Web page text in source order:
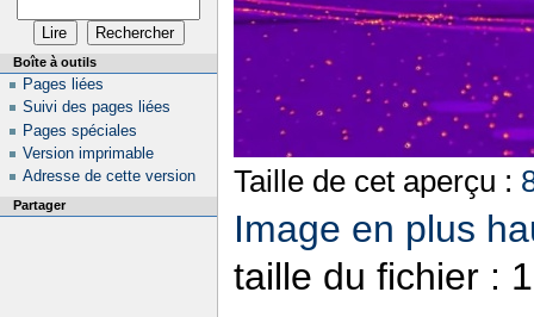
Taille de cet aperçu :
Image en plus
taille du fichier :
Boîte à outils
Pages liées
Suivi des pages liées
Pages spéciales
Version imprimable
Adresse de cette version
Partager